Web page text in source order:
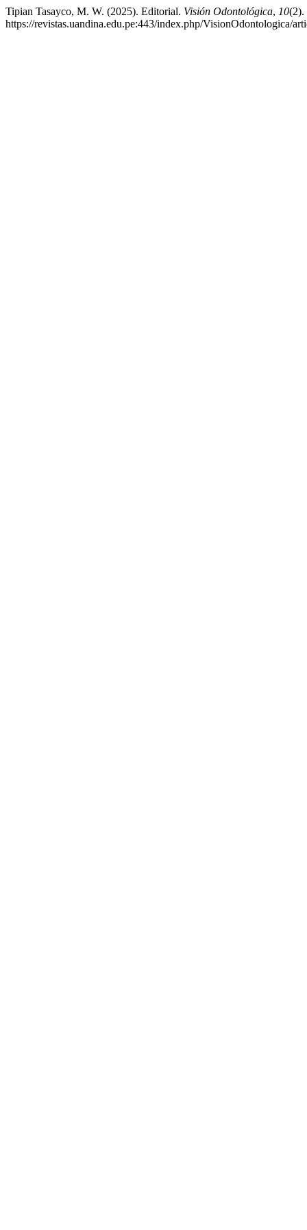
Tipian Tasayco, M. W. (2025). Editorial. Visión Odontológica, 10(2).
https://revistas.uandina.edu.pe:443/index.php/VisionOdontologica/